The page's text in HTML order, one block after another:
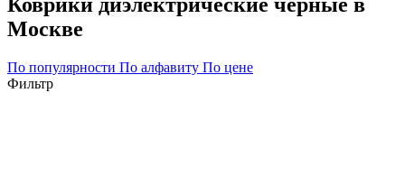
Москве
По популярности По алфавиту По цене
Фильтр